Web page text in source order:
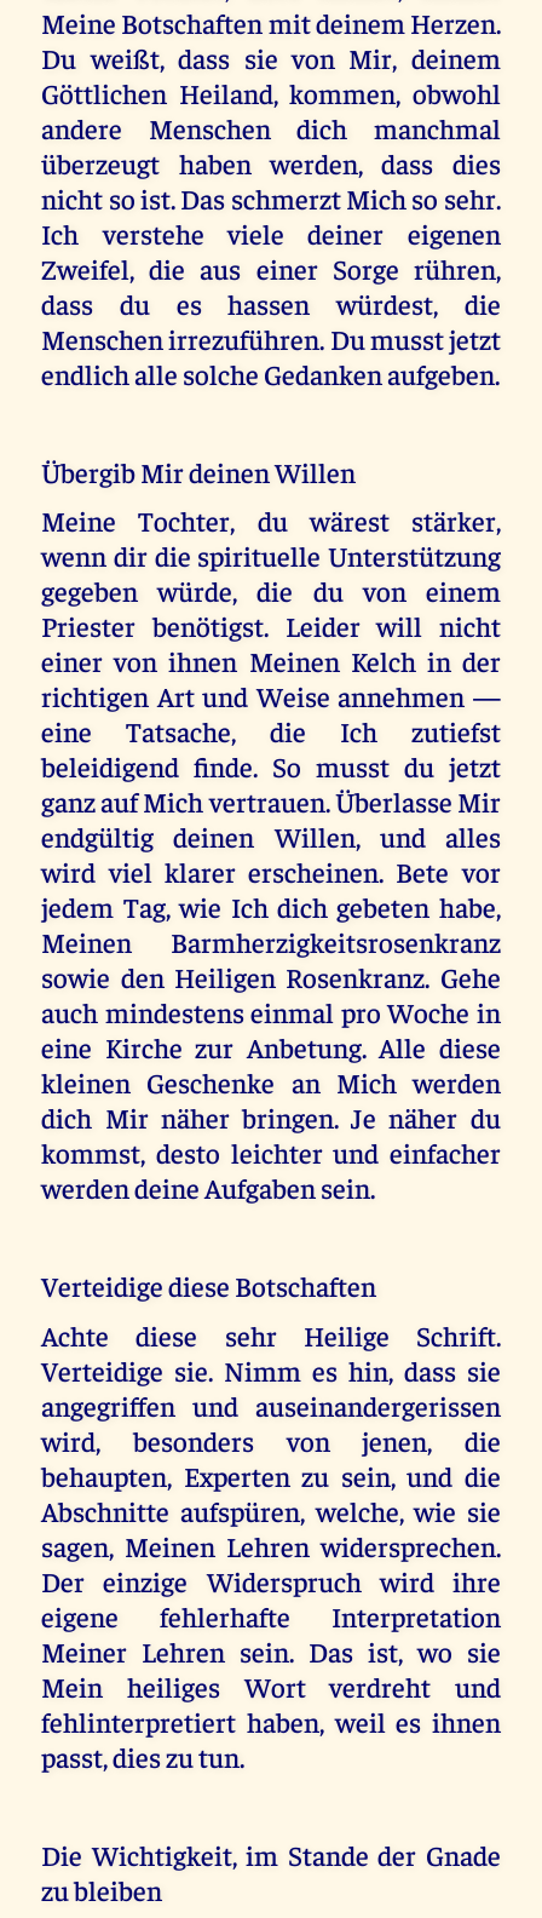
Meine Botschaften mit deinem Herzen.
Du weißt, dass sie von Mir, deinem
Göttlichen Heiland, kommen, obwohl
andere Menschen dich manchmal
überzeugt haben werden, dass dies
nicht so ist. Das schmerzt Mich so sehr.
Ich verstehe viele deiner eigenen
Zweifel, die aus einer Sorge rühren,
dass du es hassen würdest, die
Menschen irrezuführen. Du musst jetzt
endlich alle solche Gedanken aufgeben.
Übergib Mir deinen Willen
Meine Tochter, du wärest stärker,
wenn dir die spirituelle Unterstützung
gegeben würde, die du von einem
Priester benötigst. Leider will nicht
einer von ihnen Meinen Kelch in der
richtigen Art und Weise annehmen —
eine Tatsache, die Ich zutiefst
beleidigend finde. So musst du jetzt
ganz auf Mich vertrauen. Überlasse Mir
endgültig deinen Willen, und alles
wird viel klarer erscheinen. Bete vor
jedem Tag, wie Ich dich gebeten habe,
Meinen Barmherzigkeitsrosenkranz
sowie den Heiligen Rosenkranz. Gehe
auch mindestens einmal pro Woche in
eine Kirche zur Anbetung. Alle diese
kleinen Geschenke an Mich werden
dich Mir näher bringen. Je näher du
kommst, desto leichter und einfacher
werden deine Aufgaben sein.
Verteidige diese Botschaften
Achte diese sehr Heilige Schrift.
Verteidige sie. Nimm es hin, dass sie
angegriffen und auseinandergerissen
wird, besonders von jenen, die
behaupten, Experten zu sein, und die
Abschnitte aufspüren, welche, wie sie
sagen, Meinen Lehren widersprechen.
Der einzige Widerspruch wird ihre
eigene fehlerhafte Interpretation
Meiner Lehren sein. Das ist, wo sie
Mein heiliges Wort verdreht und
fehlinterpretiert haben, weil es ihnen
passt, dies zu tun.
Die Wichtigkeit, im Stande der Gnade
zu bleiben